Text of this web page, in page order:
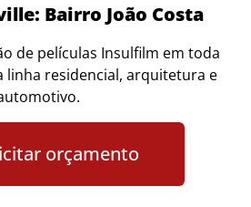
Bairro João Costa
de películas Insulfilm em toda
linha residencial, arquitetura e
orçamento